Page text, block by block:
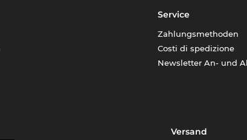
Service
Zahlungsmethoden
Costi di spedizione
Newsletter An- und
Versand